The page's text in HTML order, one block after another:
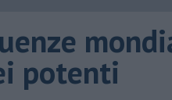
potenti